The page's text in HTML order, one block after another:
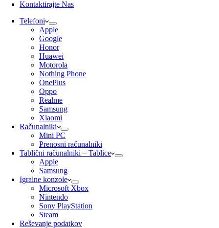
Kontaktirajte Nas
Telefoni
Apple
Google
Honor
Huawei
Motorola
Nothing Phone
OnePlus
Oppo
Realme
Samsung
Xiaomi
Računalniki
Mini PC
Prenosni računalniki
Tablični računalniki – Tablice
Apple
Samsung
Igralne konzole
Microsoft Xbox
Nintendo
Sony PlayStation
Steam
Reševanje podatkov